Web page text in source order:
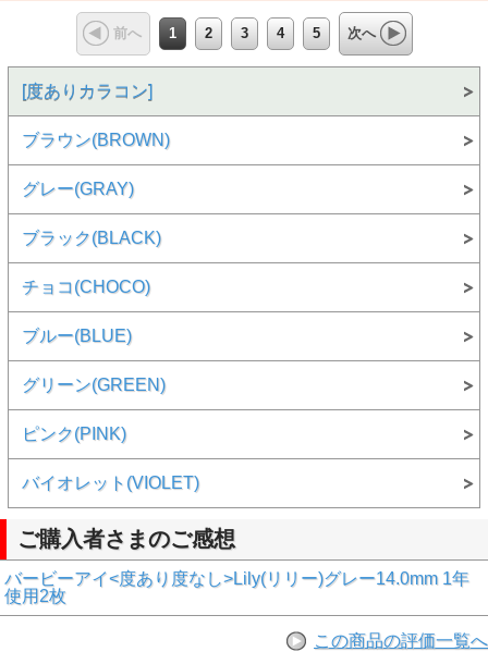
前へ 1 2 3 4 5 次へ
[度ありカラコン]
ブラウン(BROWN)
グレー(GRAY)
ブラック(BLACK)
チョコ(CHOCO)
ブルー(BLUE)
グリーン(GREEN)
ピンク(PINK)
バイオレット(VIOLET)
ご購入者さまのご感想
バービーアイ<度あり度なし>Lily(リリー)グレー14.0mm 1年
使用2枚
この商品の評価一覧へ